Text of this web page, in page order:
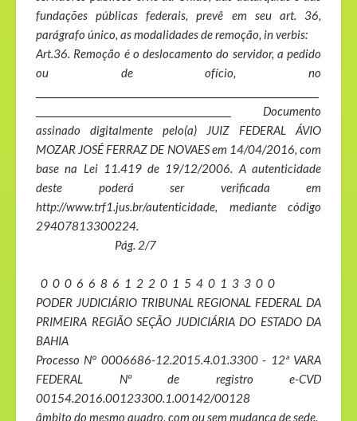
fundações públicas federais, prevê em seu art. 36,
parágrafo único, as modalidades de remoção, in verbis:
Art.36. Remoção é o deslocamento do servidor, a pedido
ou de ofício, no
_________________________________________________ Documento
assinado digitalmente pelo(a) JUIZ FEDERAL ÁVIO
MOZAR JOSÉ FERRAZ DE NOVAES em 14/04/2016, com
base na Lei 11.419 de 19/12/2006. A autenticidade
deste poderá ser verificada em
http://www.trf1.jus.br/autenticidade, mediante código
29407813300224.
Pág. 2/7
0 0 0 6 6 8 6 1 2 2 0 1 5 4 0 1 3 3 0 0
PODER JUDICIÁRIO TRIBUNAL REGIONAL FEDERAL DA
PRIMEIRA REGIÃO SEÇÃO JUDICIÁRIA DO ESTADO DA
BAHIA
Processo N° 0006686-12.2015.4.01.3300 - 12ª VARA
FEDERAL Nº de registro e-CVD
00154.2016.00123300.1.00142/00128
âmbito do mesmo quadro, com ou sem mudança de sede.